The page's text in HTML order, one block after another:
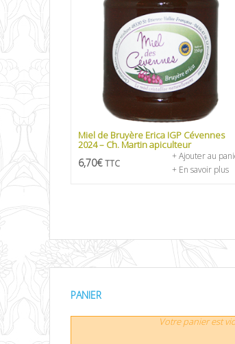
Miel de Bruyère Erica IGP Cévennes
2024 – Ch. Martin apiculteur
6,70€ TTC
+ Ajouter au
+ En savoir plus
PANIER
Votre panier est